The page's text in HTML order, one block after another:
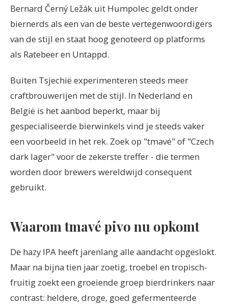
Bernard Černý Ležák uit Humpolec geldt onder
biernerds als een van de beste vertegenwoordigers
van de stijl en staat hoog genoteerd op platforms
als Ratebeer en Untappd.
Buiten Tsjechië experimenteren steeds meer
craftbrouwerijen met de stijl. In Nederland en
België is het aanbod beperkt, maar bij
gespecialiseerde bierwinkels vind je steeds vaker
een voorbeeld in het rek. Zoek op "tmavé" of "Czech
dark lager" voor de zekerste treffer - die termen
worden door brewers wereldwijd consequent
gebruikt.
Waarom tmavé pivo nu opkomt
De hazy IPA heeft jarenlang alle aandacht opgeslokt.
Maar na bijna tien jaar zoetig, troebel en tropisch-
fruitig zoekt een groeiende groep bierdrinkers naar
contrast: heldere, droge, goed gefermenteerde